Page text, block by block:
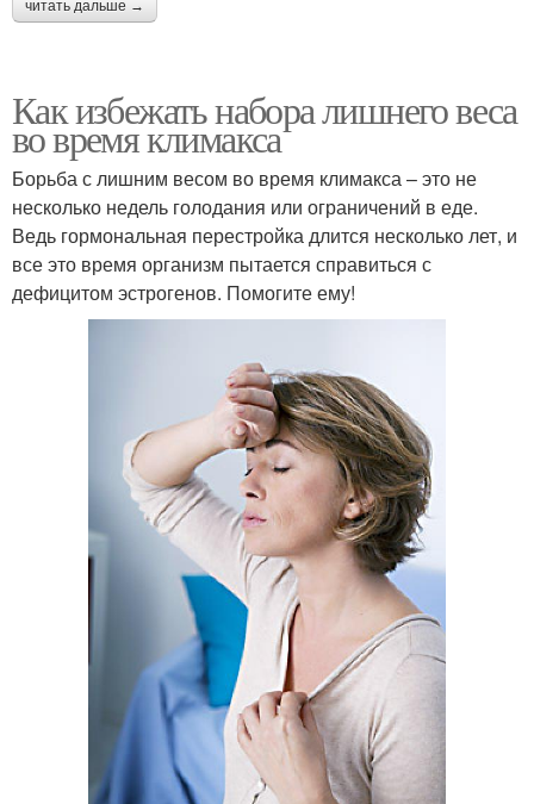
читать дальше →
Как избежать набора лишнего веса
во время климакса
Борьба с лишним весом во время климакса – это не
несколько недель голодания или ограничений в еде.
Ведь гормональная перестройка длится несколько лет, и
все это время организм пытается справиться с
дефицитом эстрогенов. Помогите ему!